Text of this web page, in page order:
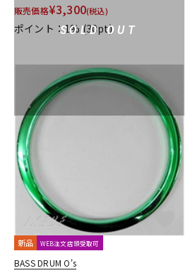
SOLD OUT
販売価格¥3,300(税込)
ポイント：1%(30pt)
新品 WEB注文店頭受取可
BASS DRUM O's